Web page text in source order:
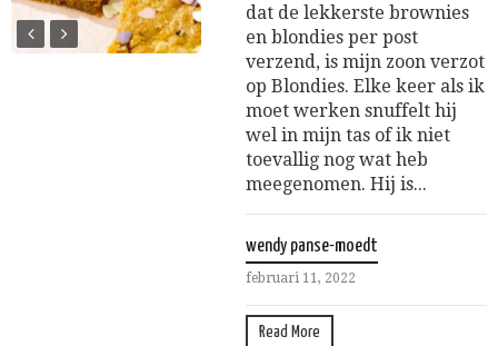
dat de lekkerste brownies
en blondies per post
verzend, is mijn zoon verzot
op Blondies. Elke keer als ik
moet werken snuffelt hij
wel in mijn tas of ik niet
toevallig nog wat heb
meegenomen. Hij is...
wendy panse-moedt
februari 11, 2022
Read More